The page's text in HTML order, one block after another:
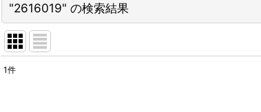
"2616019" の検索結果
1件